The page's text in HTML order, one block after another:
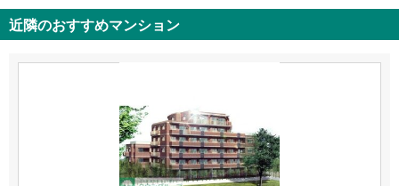
近隣のおすすめマンション